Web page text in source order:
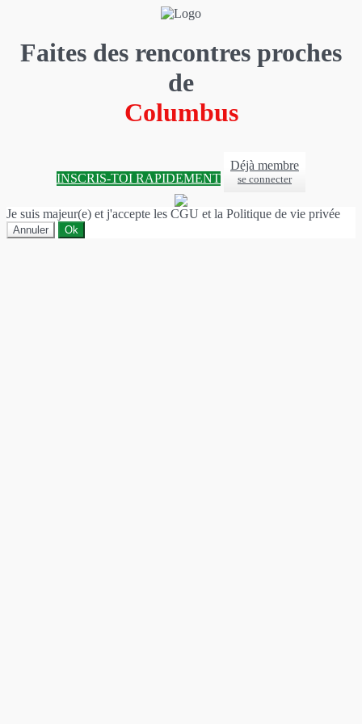
Faites des rencontres proches
de
Columbus
INSCRIS-TOI RAPIDEMENT
Déjà membre
se connecter
Je suis majeur(e) et j'accepte les CGU et la Politique de vie privée
Annuler Ok